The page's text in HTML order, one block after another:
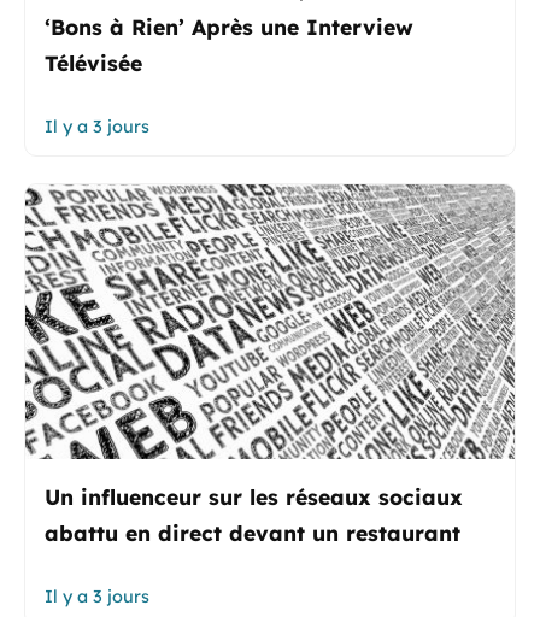
‘Bons à Rien’ Après une Interview
Télévisée
Il y a 3 jours
Un influenceur sur les réseaux sociaux
abattu en direct devant un restaurant
Il y a 3 jours